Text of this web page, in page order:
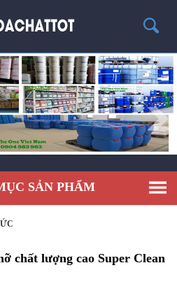
SẢN PHẨM
chất lượng cao Super Clean